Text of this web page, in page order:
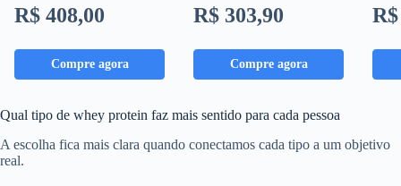
R$ 408,00
Compre agora
R$ 303,90
Compre agora
Qual tipo de whey protein faz mais sentido para cada pessoa
A escolha fica mais clara quando conectamos cada tipo a um objetivo
real.